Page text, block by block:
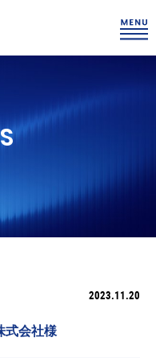
2023.11.20
式会社様